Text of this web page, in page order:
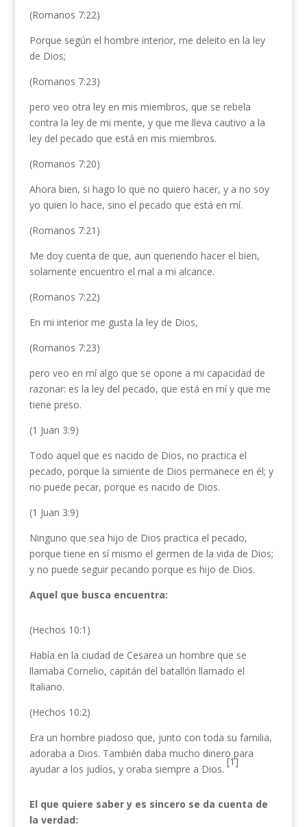
(Romanos 7:22)
Porque según el hombre interior, me deleito en la ley
de Dios;
(Romanos 7:23)
pero veo otra ley en mis miembros, que se rebela
contra la ley de mi mente, y que me lleva cautivo a la
ley del pecado que está en mis miembros.
(Romanos 7:20)
Ahora bien, si hago lo que no quiero hacer, y a no soy
yo quien lo hace, sino el pecado que está en mí.
(Romanos 7:21)
Me doy cuenta de que, aun queriendo hacer el bien,
solamente encuentro el mal a mi alcance.
(Romanos 7:22)
En mi interior me gusta la ley de Dios,
(Romanos 7:23)
pero veo en mí algo que se opone a mi capacidad de
razonar: es la ley del pecado, que está en mí y que me
tiene preso.
(1 Juan 3:9)
Todo aquel que es nacido de Dios, no practica el
pecado, porque la simiente de Dios permanece en él; y
no puede pecar, porque es nacido de Dios.
(1 Juan 3:9)
Ninguno que sea hijo de Dios practica el pecado,
porque tiene en sí mismo el germen de la vida de Dios;
y no puede seguir pecando porque es hijo de Dios.
Aquel que busca encuentra:
(Hechos 10:1)
Había en la ciudad de Cesarea un hombre que se
llamaba Cornelio, capitán del batallón llamado el
Italiano.
(Hechos 10:2)
Era un hombre piadoso que, junto con toda su familia,
adoraba a Dios. También daba mucho dinero para
ayudar a los judíos, y oraba siempre a Dios.
[1]
El que quiere saber y es sincero se da cuenta de
la verdad: